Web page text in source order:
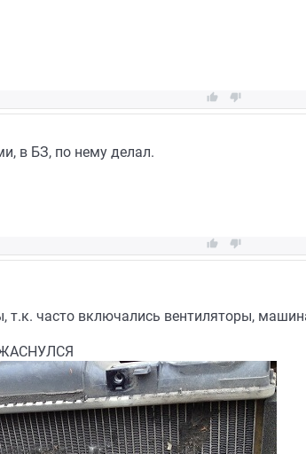
 
в БЗ, по нему делал.
 
часто включались вентиляторы,